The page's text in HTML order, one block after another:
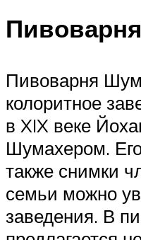
Пивоварня
колоритное
в XIX веке
Шумахером.
также снимки
семьи можно
заведения. В